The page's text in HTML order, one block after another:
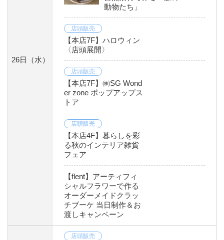
26日 （水）
動物たち」
店頭販売
【本店7F】ハロウィン
〈店頭展開〉
店頭販売
【本店7F】㈱SG Wond
er zone ポップアップス
トア
店頭販売
【本店4F】暮らしを彩
る秋のインテリア雑貨
フェア
【flent】アーティフィ
シャルフラワーで作る
オーダーメイドクラッ
チブーケ 当日制作＆お
渡しキャンペーン
店頭販売